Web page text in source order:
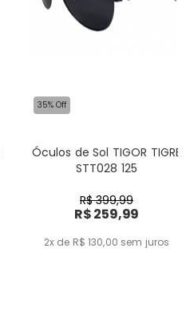
35% Off
Óculos de Sol TIGOR TIGRE
STT028 125
R$ 399,99
R$ 259,99
2x de R$ 130,00 sem juros